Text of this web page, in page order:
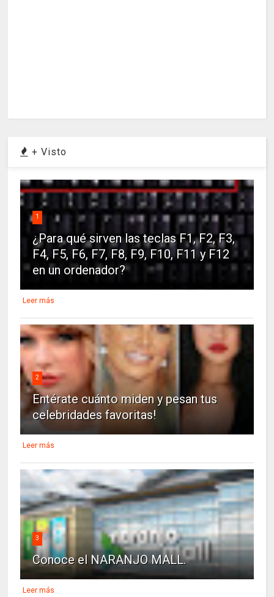
+ Visto
1
¿Para qué sirven las teclas F1, F2, F3,
F4, F5, F6, F7, F8, F9, F10, F11 y F12
en un ordenador?
Leer más
2
Entérate cuánto miden y pesan tus
celebridades favoritas!
Leer más
3
Conoce el NARANJO MALL.
Leer más